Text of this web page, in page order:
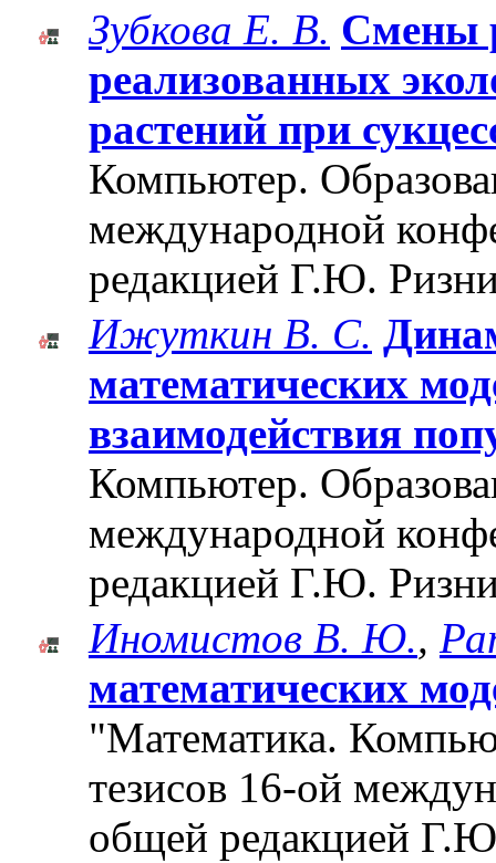
Зубкова Е. В. Смены
реализованных
растений при
Компьютер.
международной
редакцией Г.Ю.
Ижуткин В. С.
математических
взаимодействия
Компьютер.
международной
редакцией Г.Ю.
Иномистов В. Ю.,
математических
"Математика.
тезисов 16-ой
общей редакцией